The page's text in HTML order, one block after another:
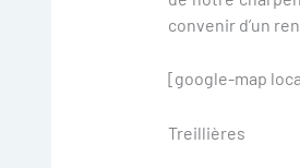
convenir d’un
[google-map
Treillières